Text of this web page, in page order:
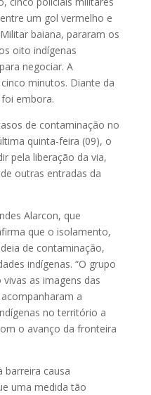
um gol vermelho e
baiana, pararam os
oito indígenas
negociar. A
minutos. Diante da
embora.
de contaminação no
quinta-feira (09), o
pela liberação da via,
outras entradas da
Alarcon, que
que o isolamento,
de contaminação,
indígenas. “O grupo
as imagens das
a
no território a
o avanço da fronteira
barreira causa
uma medida tão